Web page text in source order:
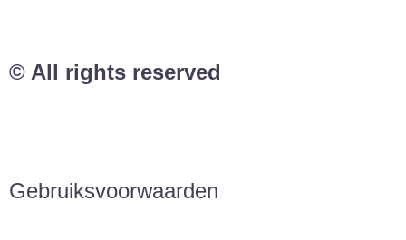
© All rights reserved
Gebruiksvoorwaarden